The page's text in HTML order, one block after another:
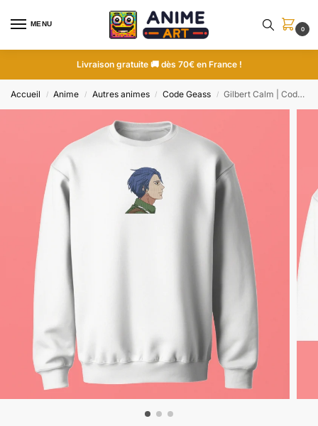
MENU
0
Livraison gratuite 🚚 dès 70€ en France !
Accueil / Anime / Autres animes / Code Geass / Gilbert Calm | Code Geass | Sweatshirt brodé